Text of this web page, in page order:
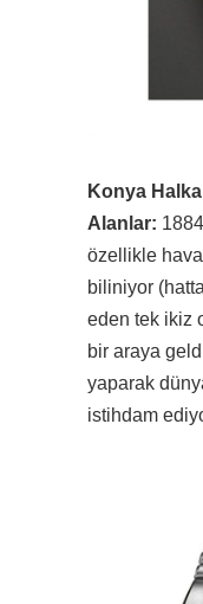
Konya
Alanlar:
özellikle
biliniyor
eden tek ikiz
bir araya
yaparak
istihdam